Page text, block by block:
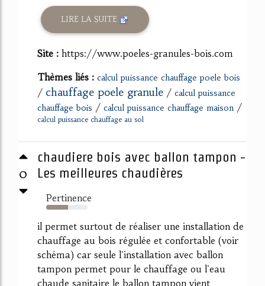
LIRE LA SUITE
Site : https://www.poeles-granules-bois.com
Thèmes liés : calcul puissance chauffage poele bois
/ chauffage poele granule / calcul puissance
chauffage bois / calcul puissance chauffage maison /
calcul puissance chauffage au sol
0
chaudiere bois avec ballon tampon -
Les meilleures chaudières
Pertinence
53%
il permet surtout de réaliser une installation de
chauffage au bois régulée et confortable (voir
schéma) car seule l'installation avec ballon
tampon permet pour le chauffage ou l'eau
chaude sanitaire le ballon tampon vient